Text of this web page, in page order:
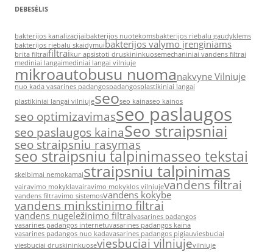
DEBESĖLIS
bakterijos kanalizacijaibakterijos nuotekomsbakterijos riebalu gaudyklems
bakterijos riebalu skaidymuibakterijos valymo įrenginiams
brita filtraifiltraikur apsistoti druskininkuosemechaniniai vandens filtrai
mediniai langaimediniai langai vilniuje
mikroautobusu nuomanakvyne Vilniuje
nuo kada vasarines padangospadangosplastikiniai langai
plastikiniai langai vilniujeseoseo kainaseo kainos
seo optimizavimasseo paslaugos
seo paslaugos kainaSeo straipsniai
seo straipsniu rasymas
seo straipsniu talpinimasseo tekstai
skelbimai nemokamaistraipsniu talpinimas
vairavimo mokyklavairavimo mokyklos vilniujevandens filtrai
vandens filtravimo sistemosvandens kokybe
vandens minkstinimo filtrai
vandens nugeležinimo filtraivasarines padangos
vasarines padangos internetuvasarines padangos kaina
vasarines padangos nuo kadavasarines padangos pigiauviesbuciai
viesbuciai druskininkuoseviesbuciai vilniujevilniuje